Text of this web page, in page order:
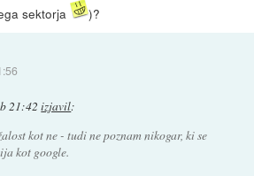
sektorja
)?
21:42 izjavil:
kot ne - tudi ne poznam nikogar, ki se
kot google.